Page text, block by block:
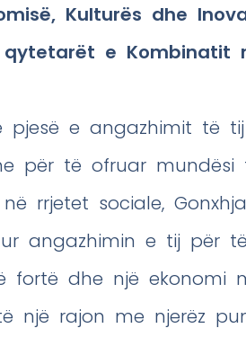
Kulturës dhe
e Kombinatit
pjesë e angazhimit të
për të ofruar mundësi
rrjetet sociale,
angazhimin e tij për
fortë dhe një ekonomi
një rajon me njerëz